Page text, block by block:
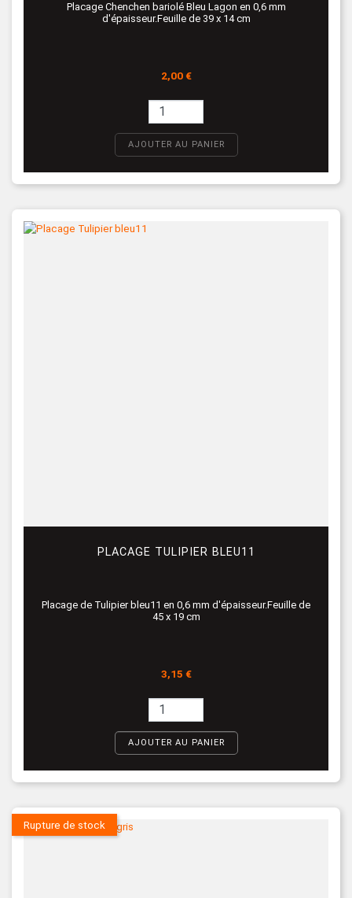
Placage Chenchen bariolé Bleu Lagon en 0,6 mm
d'épaisseur.Feuille de 39 x 14 cm
Prix
2,00 €
AJOUTER AU PANIER
PLACAGE TULIPIER BLEU11
Placage de Tulipier bleu11 en 0,6 mm d'épaisseur.Feuille de
45 x 19 cm
Prix
3,15 €
AJOUTER AU PANIER
Rupture de stock